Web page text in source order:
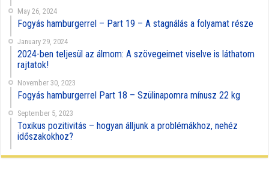
May 26, 2024
Fogyás hamburgerrel – Part 19 – A stagnálás a folyamat része
January 29, 2024
2024-ben teljesül az álmom: A szövegeimet viselve is láthatom
rajtatok!
November 30, 2023
Fogyás hamburgerrel Part 18 – Szülinapomra mínusz 22 kg
September 5, 2023
Toxikus pozitivitás – hogyan álljunk a problémákhoz, nehéz
időszakokhoz?